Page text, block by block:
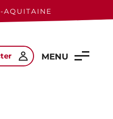
AQUITAINE
MENU